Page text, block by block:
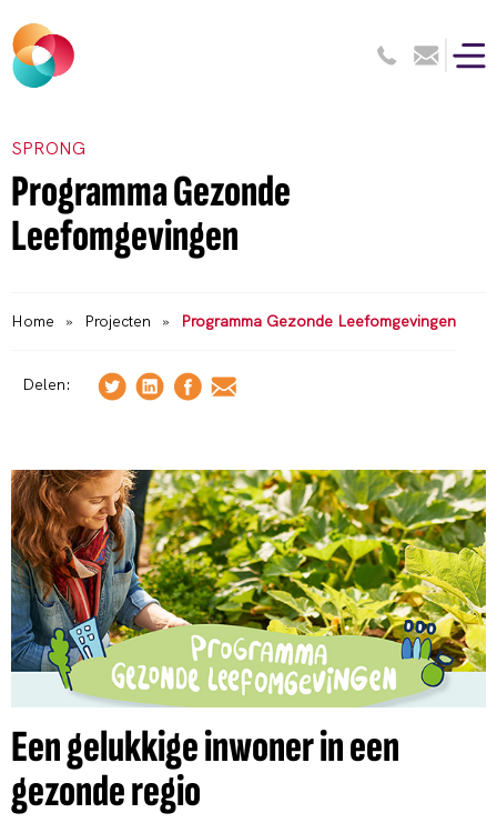
SPRONG
Programma Gezonde
Leefomgevingen
Home » Projecten » Programma Gezonde Leefomgevingen
Delen:
Een gelukkige inwoner in een
gezonde regio